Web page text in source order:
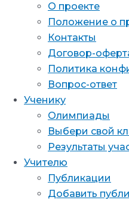
О проекте
Положение о
Контакты
Договор-
Политика
Вопрос-ответ
Ученику
Олимпиады
Выбери свой
Результаты
Учителю
Публикации
Добавить